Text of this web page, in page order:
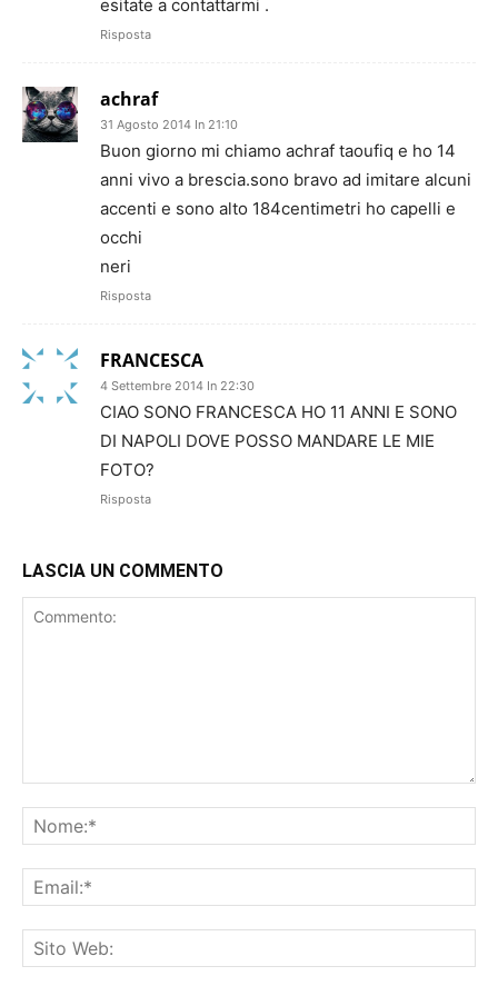
esitate a contattarmi .
Risposta
achraf
31 Agosto 2014 In 21:10
Buon giorno mi chiamo achraf taoufiq e ho 14
anni vivo a brescia.sono bravo ad imitare alcuni
accenti e sono alto 184centimetri ho capelli e
occhi
neri
Risposta
FRANCESCA
4 Settembre 2014 In 22:30
CIAO SONO FRANCESCA HO 11 ANNI E SONO
DI NAPOLI DOVE POSSO MANDARE LE MIE
FOTO?
Risposta
LASCIA UN COMMENTO